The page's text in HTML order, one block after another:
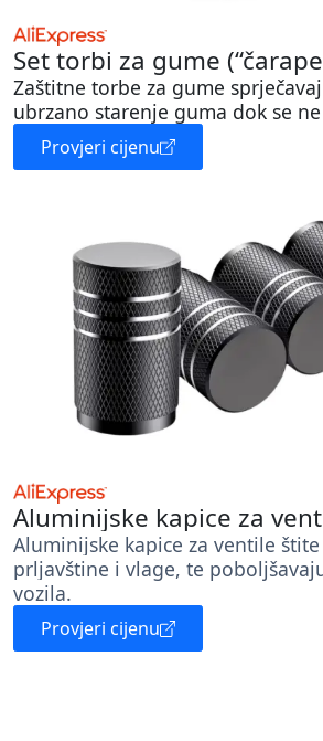
Set torbi za gume
Zaštitne torbe za gume
ubrzano starenje guma dok se
Provjeri cijenu
Aluminijske kapice za
Aluminijske kapice za ventile
prljavštine i vlage, te
vozila.
Provjeri cijenu